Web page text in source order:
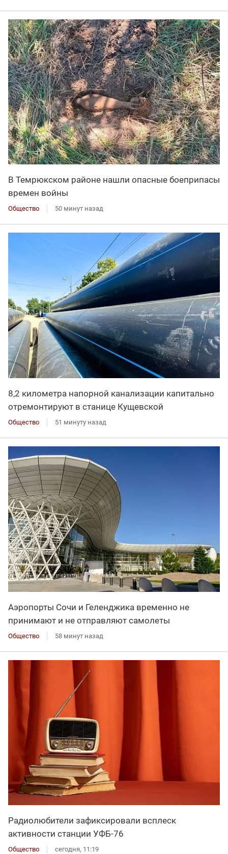
В Темрюкском районе нашли опасные боеприпасы
времен войны
Общество 50 минут назад
8,2 километра напорной канализации капитально
отремонтируют в станице Кущевской
Общество 51 минуту назад
Аэропорты Сочи и Геленджика временно не
принимают и не отправляют самолеты
Общество 58 минут назад
Радиолюбители зафиксировали всплеск
активности станции УФБ-76
Общество сегодня, 11:19